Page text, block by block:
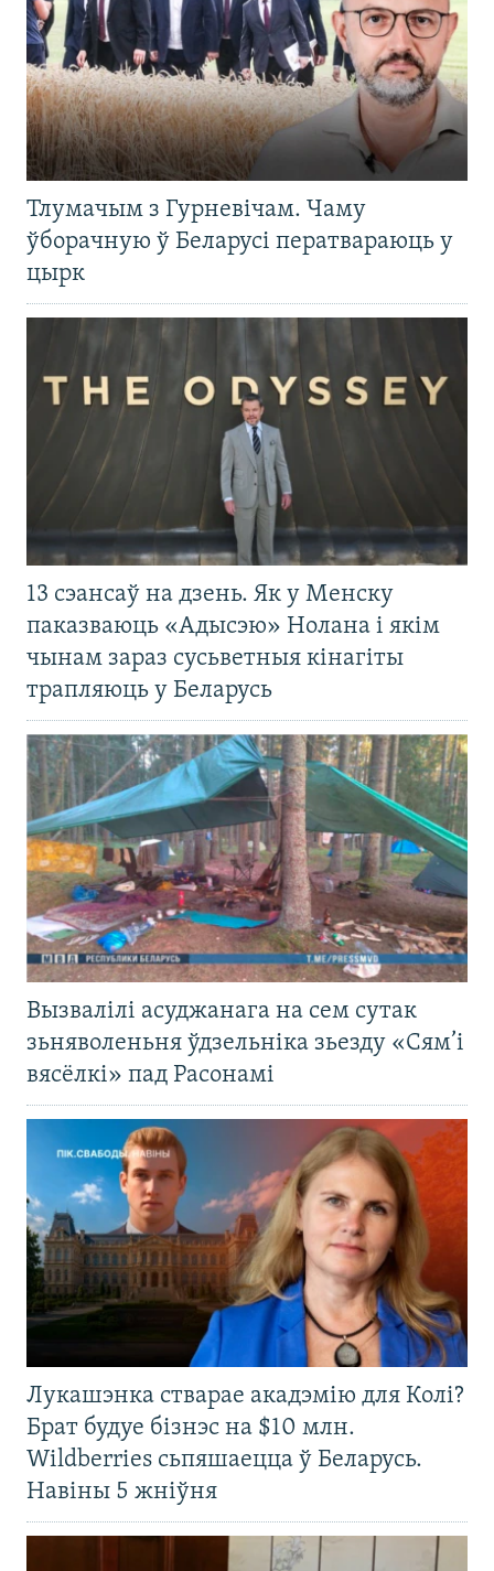
Тлумачым з Гурневічам. Чаму
ўборачную ў Беларусі ператвараюць у
цырк
13 сэансаў на дзень. Як у Менску
паказваюць «Адысэю» Нолана і якім
чынам зараз сусьветныя кінагіты
трапляюць у Беларусь
Вызвалілі асуджанага на сем сутак
зьняволеньня ўдзельніка зьезду «Сям’і
вясёлкі» пад Расонамі
Лукашэнка стварае акадэмію для Колі?
Брат будуе бізнэс на $10 млн.
Wildberries сьпяшаецца ў Беларусь.
Навіны 5 жніўня